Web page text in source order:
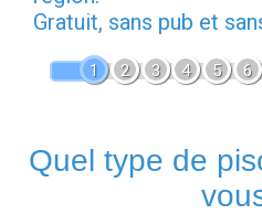
Gratuit, sans pub et
1 2 3 4 5 6
Quel type de